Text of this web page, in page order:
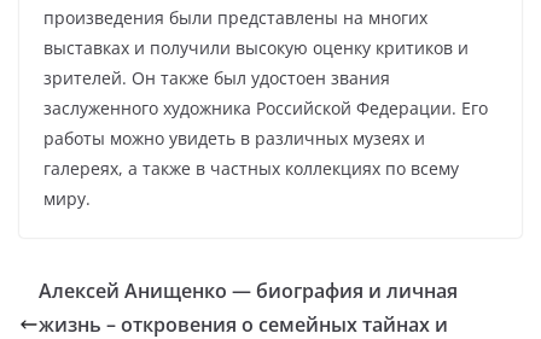
произведения были представлены на многих
выставках и получили высокую оценку критиков и
зрителей. Он также был удостоен звания
заслуженного художника Российской Федерации. Его
работы можно увидеть в различных музеях и
галереях, а также в частных коллекциях по всему
миру.
Алексей Анищенко — биография и личная
жизнь – откровения о семейных тайнах и